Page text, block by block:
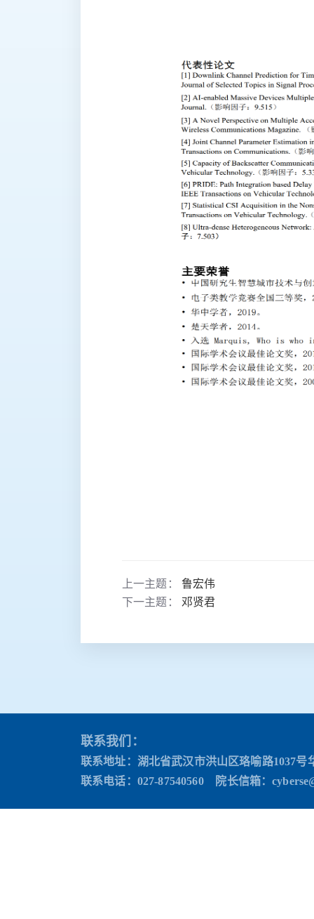
上一主题： 鲁宏伟
下一主题： 邓贤君
联系我们：
联系地址：湖北省武汉市洪山区珞喻路1037号
联系电话：027-87540560 院长信箱：